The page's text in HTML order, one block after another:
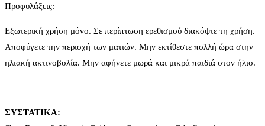
Προφυλάξεις:
Εξωτερική χρήση μόνο. Σε περίπτωση ερεθισμού διακόψτε τη χρήση.
Αποφύγετε την περιοχή των ματιών. Μην εκτίθεστε πολλή ώρα στην
ηλιακή ακτινοβολία. Μην αφήνετε μωρά και μικρά παιδιά στον ήλιο.
ΣΥΣΤΑΤΙΚΑ: